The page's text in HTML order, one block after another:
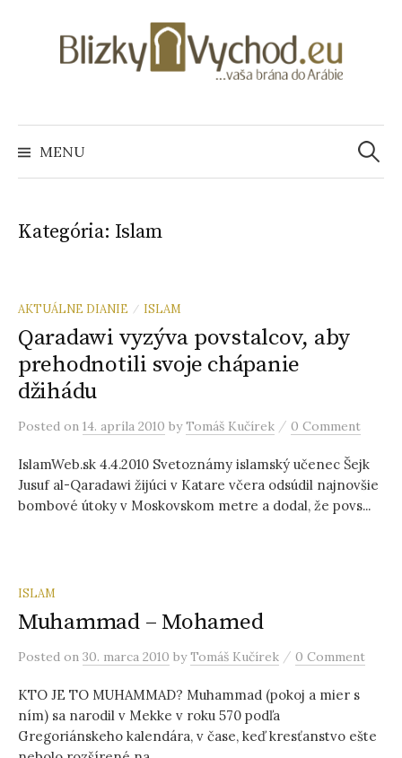
c
o
t
t
MENU H
:
Kategória: Islam
AKTUÁLNE DIANIE / ISLAM
Qaradawi vyzýva povstalcov, aby
prehodnotili svoje chápanie
džihádu
Posted on 14. apríla 2010 byTomáš Kučírek / 0 Comment
IslamWeb.sk 4.4.2010 Svetoznámy islamský učenec Šejk
Jusuf al-Qaradawi žijúci v Katare včera odsúdil najnovšie
bombové útoky v Moskovskom metre a dodal, že povs...
ISLAM
Muhammad – Mohamed
Posted on 30. marca 2010 byTomáš Kučírek / 0 Comment
KTO JE TO MUHAMMAD? Muhammad (pokoj a mier s
ním) sa narodil v Mekke v roku 570 podľa
Gregoriánskeho kalendára, v čase, keď kresťanstvo ešte